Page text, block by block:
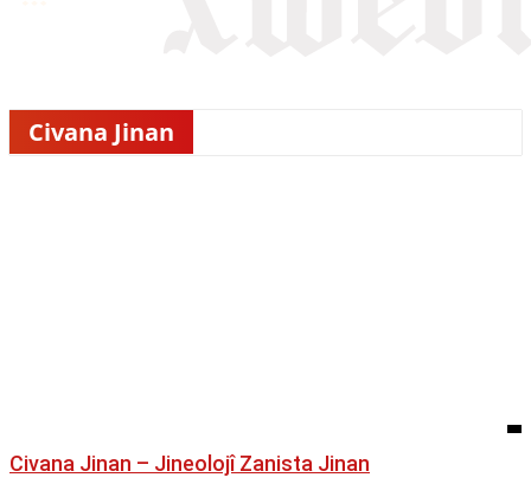
Civana Jinan
Civana Jinan – Jineolojî Zanista Jinan